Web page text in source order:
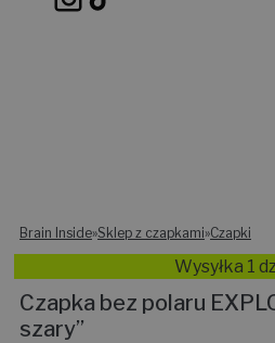
Brain Inside»Sklep z czapkami»Czapki
Wysyłka 1
Czapka bez polaru
szary”